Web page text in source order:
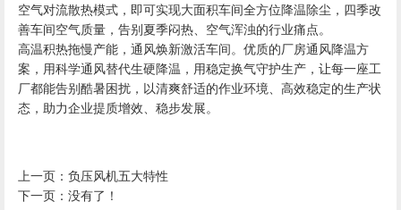
空气对流散热模式，即可实现大面积车间全方位降温除尘，四季改
善车间空气质量，告别夏季闷热、空气浑浊的行业痛点。
高温积热拖慢产能，通风焕新激活车间。优质的厂房通风降温方
案，用科学通风替代生硬降温，用稳定换气守护生产，让每一座工
厂都能告别酷暑困扰，以清爽舒适的作业环境、高效稳定的生产状
态，助力企业提质增效、稳步发展。
上一页： 负压风机五大特性
下一页：没有了！